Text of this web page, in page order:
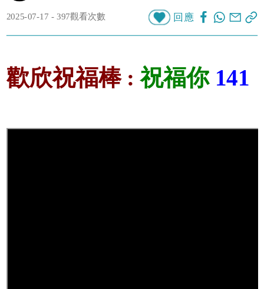
2025-07-17 - 397觀看次數 回應
歡欣祝福棒 : 祝福你 141